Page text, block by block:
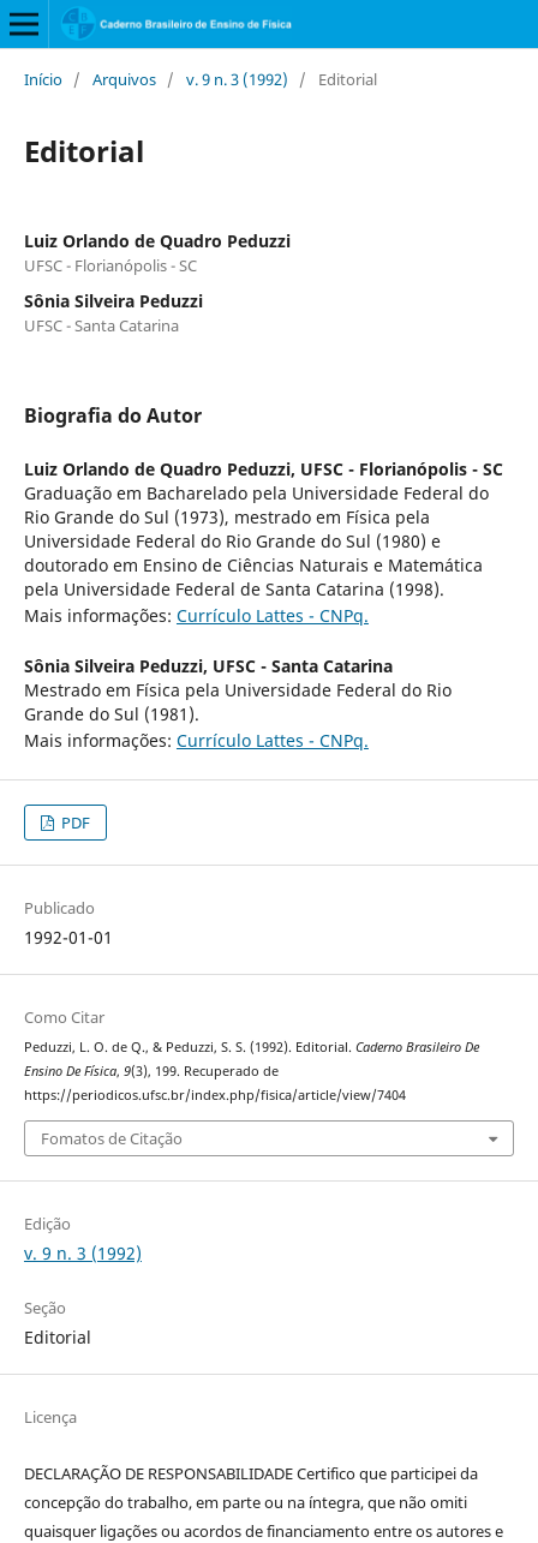
Início / Arquivos / v. 9 n. 3 (1992) / Editorial
Editorial
Luiz Orlando de Quadro Peduzzi
UFSC - Florianópolis - SC
Sônia Silveira Peduzzi
UFSC - Santa Catarina
Biografia do Autor
Luiz Orlando de Quadro Peduzzi, UFSC - Florianópolis - SC
Graduação em Bacharelado pela Universidade Federal do
Rio Grande do Sul (1973), mestrado em Física pela
Universidade Federal do Rio Grande do Sul (1980) e
doutorado em Ensino de Ciências Naturais e Matemática
pela Universidade Federal de Santa Catarina (1998).
Mais informações: Currículo Lattes - CNPq.
Sônia Silveira Peduzzi, UFSC - Santa Catarina
Mestrado em Física pela Universidade Federal do Rio
Grande do Sul (1981).
Mais informações: Currículo Lattes - CNPq.
PDF
Publicado
1992-01-01
Como Citar
Peduzzi, L. O. de Q., & Peduzzi, S. S. (1992). Editorial. Caderno Brasileiro De
Ensino De Física, 9(3), 199. Recuperado de
https://periodicos.ufsc.br/index.php/fisica/article/view/7404
Fomatos de Citação
Edição
v. 9 n. 3 (1992)
Seção
Editorial
Licença
DECLARAÇÃO DE RESPONSABILIDADE Certifico que participei da
concepção do trabalho, em parte ou na íntegra, que não omiti
quaisquer ligações ou acordos de financiamento entre os autores e